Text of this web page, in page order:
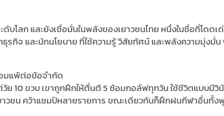
บโลก และยังเชื่อมั่นในพลังของเยาวชนไทย หนึ่งในชื่อที่โดด
รกิจ และนักนโยบาย ที่ใช้ความรู้ วิสัยทัศน์ และพลังความมุ่ง
มแพ้ต่อข้อจำกัด
ย 10 ขวบ เขาถูกฝึกให้ตื่นตี 5 ซ้อมกอล์ฟทุกวัน ใช้ชีวิตแบบมีวิ
าวชน คว้าแชมป์หลายรายการ ขณะเดียวกันก็ฝึกฝนกีฬาอื่นทั้